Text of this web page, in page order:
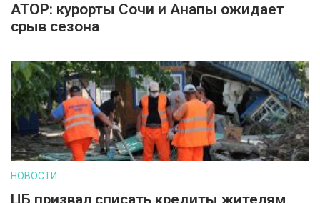
АТОР: курорты Сочи и Анапы ожидает
срыв сезона
НОВОСТИ
ЦБ призвал списать кредиты жителям